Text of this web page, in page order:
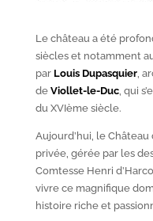
Le château a été
siècles et notamment
par Louis Dupasquier,
de Viollet-le-Duc, qui
du XVIèmesiècle.
Aujourd’hui, le
privée, gérée par les
Comtesse Henri
vivre ce magnifique
histoire riche et